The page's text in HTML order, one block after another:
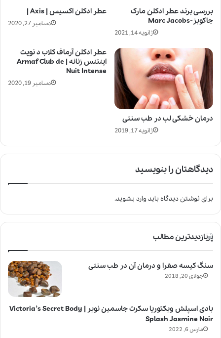
عطر ادکلن اکسیس | Axis |
دسامبر 27, 2020
بررسی برند عطر ادکلن مارک
جاکوبز-Marc Jacobs
ژانویه 14, 2021
عطر ادکلن آرماف کلاب د نویت
اینتنس زنانه | Armaf Club de
Nuit Intense
دسامبر 19, 2020
درمان خشکی لب در طب سنتی
ژانویه 17, 2019
دیدگاهتان را بنویسید
برای نوشتن دیدگاه بایدوارد بشوید.
پربازدیدترین مطالب
سنگ کیسه صفرا و درمان آن در طب سنتی
جولای 20, 2018
بادی اسپلش ویکتوریا سکرت جاسمین نویر | Victoria’s Secret Body
Splash Jasmine Noir
مارس 6, 2022